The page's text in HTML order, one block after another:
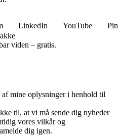
LinkedIn YouTube
viden – gratis.
mine oplysninger i henhold til
til, at vi må sende dig nyheder
vores vilkår og
dig igen.